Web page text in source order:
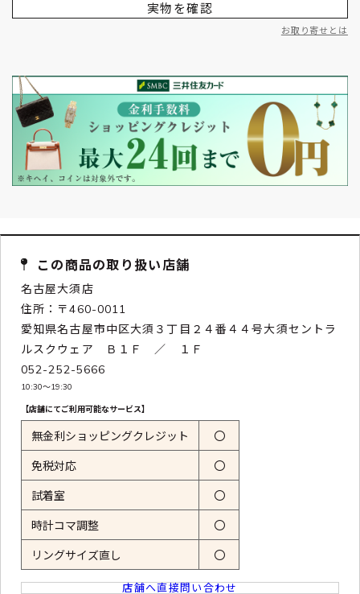
実物を確認
お取り寄せとは
この商品の取り扱い店舗
名古屋大須店
住所：〒460-0011
愛知県名古屋市中区大須３丁目２４番４４号大須セントラ
ルスクウェア Ｂ１Ｆ ／ １Ｆ
052-252-5666
10:30〜19:30
【店舗にてご利用可能なサービス】
無金利ショッピングクレジット 〇
免税対応 〇
試着室 〇
時計コマ調整 〇
リングサイズ直し 〇
店舗へ直接問い合わせ